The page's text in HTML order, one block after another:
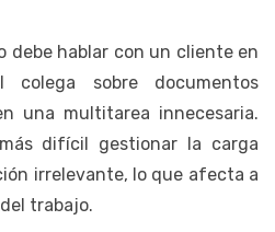
debe hablar con un cliente en
colega sobre documentos
una multitarea innecesaria.
difícil gestionar la carga
irrelevante, lo que afecta a
trabajo.